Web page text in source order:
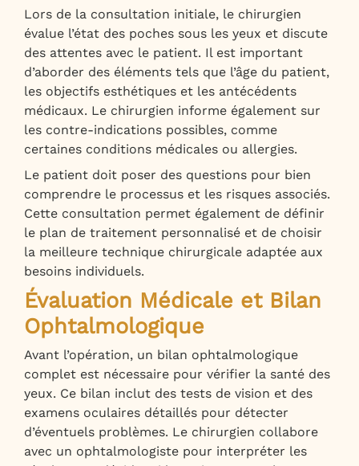
Lors de la consultation initiale, le chirurgien
évalue l’état des poches sous les yeux et discute
des attentes avec le patient. Il est important
d’aborder des éléments tels que l’âge du patient,
les objectifs esthétiques et les antécédents
médicaux. Le chirurgien informe également sur
les contre-indications possibles, comme
certaines conditions médicales ou allergies.
Le patient doit poser des questions pour bien
comprendre le processus et les risques associés.
Cette consultation permet également de définir
le plan de traitement personnalisé et de choisir
la meilleure technique chirurgicale adaptée aux
besoins individuels.
Évaluation Médicale et Bilan
Ophtalmologique
Avant l’opération, un bilan ophtalmologique
complet est nécessaire pour vérifier la santé des
yeux. Ce bilan inclut des tests de vision et des
examens oculaires détaillés pour détecter
d’éventuels problèmes. Le chirurgien collabore
avec un ophtalmologiste pour interpréter les